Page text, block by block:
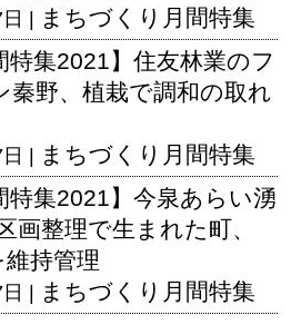
| まちづくり月間特集
特集2021】住友林業のフ
秦野、植栽で調和の取れ
| まちづくり月間特集
特集2021】今泉あらい湧
画整理で生まれた町、
持管理
| まちづくり月間特集